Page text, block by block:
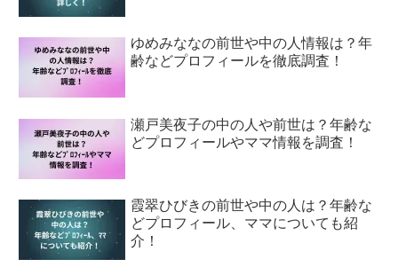
ゆめみななの前世や中の人情報は？年
齢などプロフィールを徹底調査！
瀬戸美夜子の中の人や前世は？年齢な
どプロフィールやママ情報を調査！
霞翠ひびきの前世や中の人は？年齢な
どプロフィール、ママについても紹
介！